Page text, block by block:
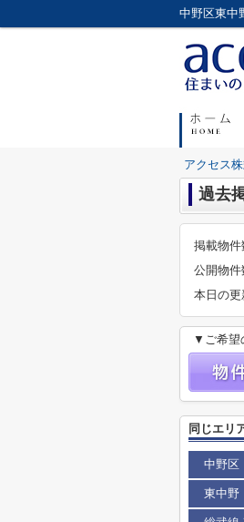
アクセス
過去
掲載物件
公開物件
本日の更
▼ご希望
同じエリ
中野区
東中野